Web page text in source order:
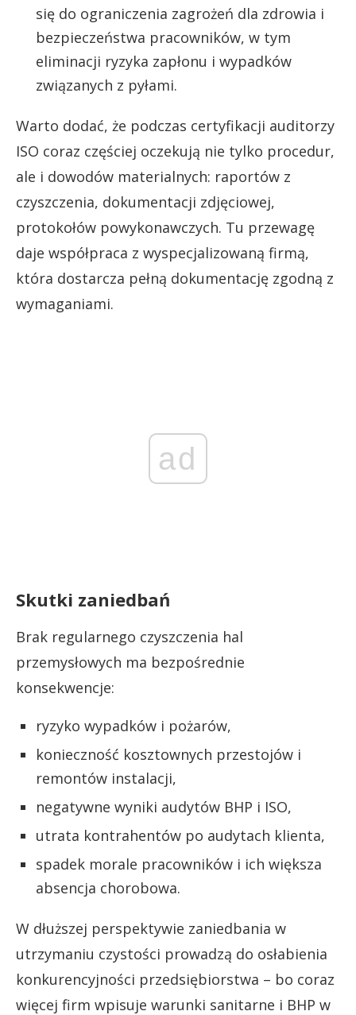
się do ograniczenia zagrożeń dla zdrowia i
bezpieczeństwa pracowników, w tym
eliminacji ryzyka zapłonu i wypadków
związanych z pyłami.
Warto dodać, że podczas certyfikacji auditorzy
ISO coraz częściej oczekują nie tylko procedur,
ale i dowodów materialnych: raportów z
czyszczenia, dokumentacji zdjęciowej,
protokołów powykonawczych. Tu przewagę
daje współpraca z wyspecjalizowaną firmą,
która dostarcza pełną dokumentację zgodną z
wymaganiami.
ad
Skutki zaniedbań
Brak regularnego czyszczenia hal
przemysłowych ma bezpośrednie
konsekwencje:
ryzyko wypadków i pożarów,
konieczność kosztownych przestojów i
remontów instalacji,
negatywne wyniki audytów BHP i ISO,
utrata kontrahentów po audytach klienta,
spadek morale pracowników i ich większa
absencja chorobowa.
W dłuższej perspektywie zaniedbania w
utrzymaniu czystości prowadzą do osłabienia
konkurencyjności przedsiębiorstwa – bo coraz
więcej firm wpisuje warunki sanitarne i BHP w